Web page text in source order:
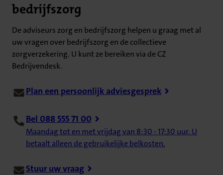
bedrijfszorg
De adviseurs zorg en bedrijfszorg helpen u graag met al
uw vragen over bedrijfszorg en de collectieve
zorgverzekering. U kunt ze bereiken via de CZ
Bedrijvendesk.
Plan een persoonlijk adviesgesprek
Bel 088 555 71 00
Maandag tot en met vrijdag van 8:30 - 17:30 uur. U
betaalt alleen de gebruikelijke belkosten.
Stuur uw vraag